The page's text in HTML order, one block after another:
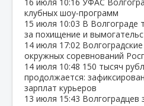
клубных шоу‑программ
15 июля 10:03 В Волгограде
за похищение и
14 июля 17:02
окружных соревнований
14 июля 10:48 150 тысяч
продолжается:
зарплат курьеров
13 июля 15:43 Волгоградцев